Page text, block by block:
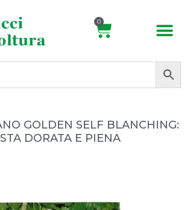
0
GOLDEN SELF BLANCHING:
DORATA E PIENA